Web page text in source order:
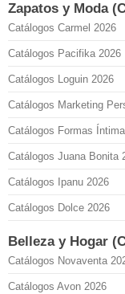
Zapatos y Moda
Catálogos Carmel 2026
Catálogos Pacifika 2026
Catálogos Loguin 2026
Catálogos Marketing
Catálogos Formas
Catálogos Juana Bonita
Catálogos Ipanu 2026
Catálogos Dolce 2026
Belleza y Hogar
Catálogos Novaventa
Catálogos Avon 2026